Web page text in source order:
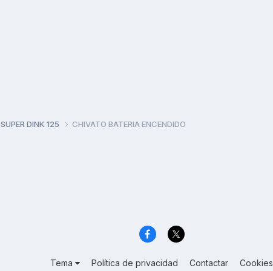
SUPER DINK 125 CHIVATO BATERIA ENCENDIDO
Tema Política de privacidad Contactar Cookies